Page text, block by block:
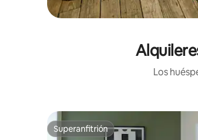
Los
Superanfitrión
Superanfitrión